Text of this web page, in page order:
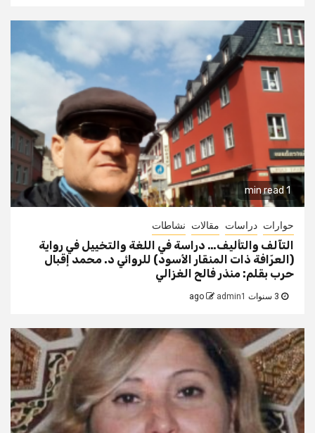
1 min read
حوارات دراسات مقالات نشاطات
التآلف والتأليف… دراسة في اللغة والتخييل في رواية
(العرّافة ذات المنقار الأسود) للروائي د. محمد إقبال
حرب بقلم: منذر فالح الغزالي
admin1